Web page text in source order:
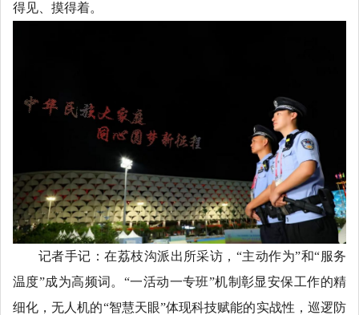
得见、摸得着。
记者手记：在荔枝沟派出所采访，“主动作为”和“服务
温度”成为高频词。“一活动一专班”机制彰显安保工作的精
细化，无人机的“智慧天眼”体现科技赋能的实战性，巡逻防